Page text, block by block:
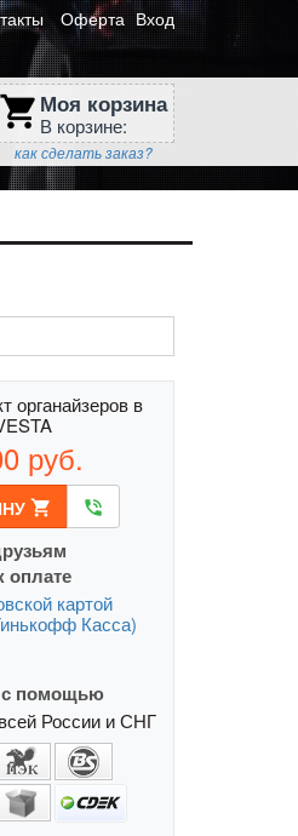
Оферта Вход
shopping_cart Моя корзина
В корзине:
как сделать заказ?
органайзеров в
руб.
shopping_cart phone_in_talk
оплате
с помощью
России и СНГ